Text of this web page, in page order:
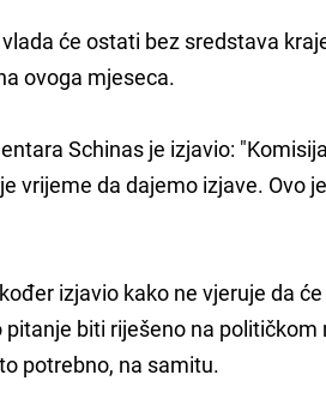
će ostati bez sredstava
ovoga mjeseca.
Schinas je izjavio:
vrijeme da dajemo izjave. Ovo
izjavio kako ne vjeruje da
biti riješeno na
potrebno, na samitu.